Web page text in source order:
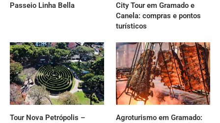
Passeio Linha Bella
City Tour em Gramado e
Canela: compras e pontos
turísticos
Tour Nova Petrópolis –
Agroturismo em Gramado: